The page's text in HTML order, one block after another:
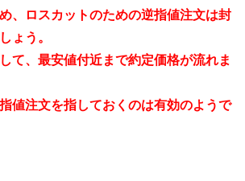
、ロスカットのための逆指値注文は封
ょう。
て、最安値付近まで約定価格が流れま
値注文を指しておくのは有効のようで